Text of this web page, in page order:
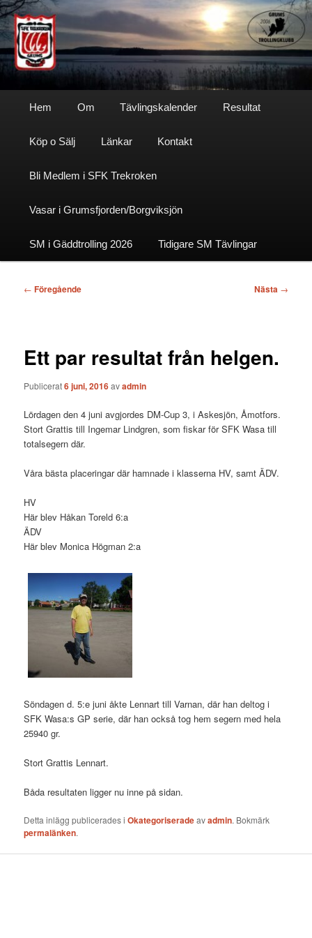
Hoppa
till
primärt
innehållSfktrekroken
Hem Om Tävlingskalender Resultat
Köp o Sälj Länkar Kontakt
Bli Medlem i SFK Trekroken
Vasar i Grumsfjorden/Borgviksjön
SM i Gäddtrolling 2026 Tidigare SM Tävlingar
Inläggsnavigering
← Föregående Nästa →
Ett par resultat från helgen.
Publicerat6 juni, 2016avadmin
Lördagen den 4 juni avgjordes DM-Cup 3, i Askesjön, Åmotfors.
Stort Grattis till Ingemar Lindgren, som fiskar för SFK Wasa till
totalsegern där.
Våra bästa placeringar där hamnade i klasserna HV, samt ÄDV.
HV
Här blev Håkan Toreld 6:a
ÄDV
Här blev Monica Högman 2:a
Söndagen d. 5:e juni åkte Lennart till Varnan, där han deltog i
SFK Wasa:s GP serie, där han också tog hem segern med hela
25940 gr.
Stort Grattis Lennart.
Båda resultaten ligger nu inne på sidan.
Detta inlägg publicerades iOkategoriseradeavadmin. Bokmärk
permalänken.